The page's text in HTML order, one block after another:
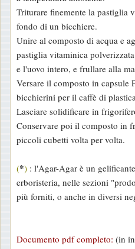
Triturare finemente la pastiglia
fondo di un bicchiere.
Unire al composto di acqua e
pastiglia vitaminica
e l'uovo intero, e frullare alla
Versare il composto in capsule
bicchierini per il caffè di
Lasciare solidificare in
Conservare poi il composto in
piccoli cubetti volta per volta.
(*) : l'Agar-Agar è un
erboristeria, nelle sezioni
più forniti, o anche in diversi
Documento pdf completo: (in